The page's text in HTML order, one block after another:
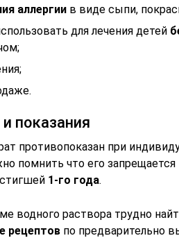
аллергии в виде сыпи,
для лечения детей
показания
противопоказан при
помнить что его
1-го года.
водного раствора трудно
рецептов по предварительно